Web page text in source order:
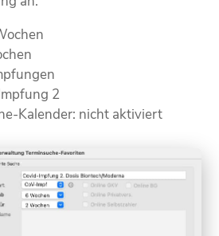
2
Kalender: nicht aktiviert